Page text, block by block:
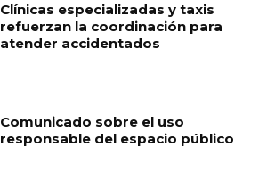
Clínicas especializadas y taxis
refuerzan la coordinación para
atender accidentados
Comunicado sobre el uso
responsable del espacio público